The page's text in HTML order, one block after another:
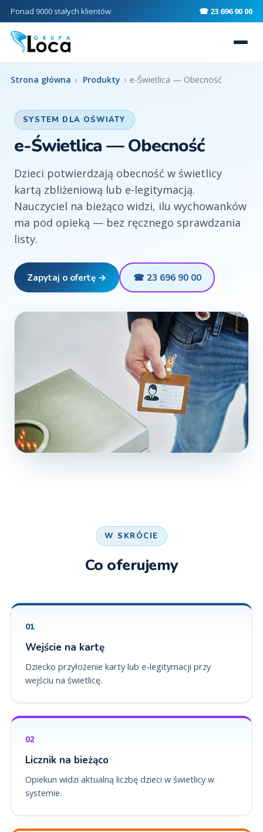
Ponad 9000 stałych klientów ☎ 23 696 90 00
Strona główna › Produkty › e-Świetlica — Obecność
SYSTEM DLA OŚWIATY
e-Świetlica — Obecność
Dzieci potwierdzają obecność w świetlicy
kartą zbliżeniową lub e-legitymacją.
Nauczyciel na bieżąco widzi, ilu wychowanków
ma pod opieką — bez ręcznego sprawdzania
listy.
Zapytaj o ofertę → ☎ 23 696 90 00
W SKRÓCIE
Co oferujemy
01
Wejście na kartę
Dziecko przyłożenie karty lub e-legitymacji przy
wejściu na świetlicę.
02
Licznik na bieżąco
Opiekun widzi aktualną liczbę dzieci w świetlicy w
systemie.